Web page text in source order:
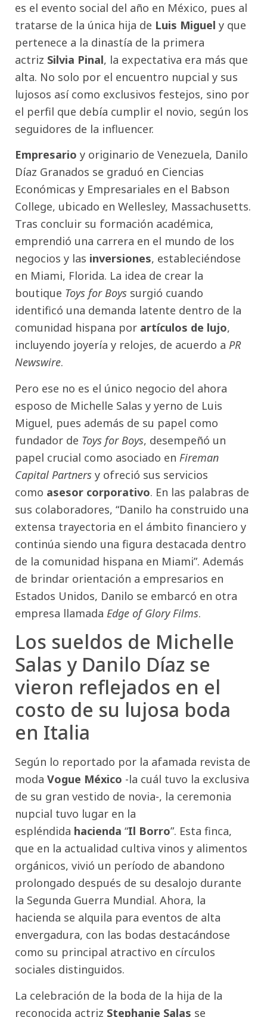
es el evento social del año en México, pues al
tratarse de la única hija de Luis Miguel y que
pertenece a la dinastía de la primera
actriz Silvia Pinal, la expectativa era más que
alta. No solo por el encuentro nupcial y sus
lujosos así como exclusivos festejos, sino por
el perfil que debía cumplir el novio, según los
seguidores de la influencer.
Empresario y originario de Venezuela, Danilo
Díaz Granados se graduó en Ciencias
Económicas y Empresariales en el Babson
College, ubicado en Wellesley, Massachusetts.
Tras concluir su formación académica,
emprendió una carrera en el mundo de los
negocios y las inversiones, estableciéndose
en Miami, Florida. La idea de crear la
boutique Toys for Boys surgió cuando
identificó una demanda latente dentro de la
comunidad hispana por artículos de lujo,
incluyendo joyería y relojes, de acuerdo a PR
Newswire.
Pero ese no es el único negocio del ahora
esposo de Michelle Salas y yerno de Luis
Miguel, pues además de su papel como
fundador de Toys for Boys, desempeñó un
papel crucial como asociado en Fireman
Capital Partners y ofreció sus servicios
como asesor corporativo. En las palabras de
sus colaboradores, “Danilo ha construido una
extensa trayectoria en el ámbito financiero y
continúa siendo una figura destacada dentro
de la comunidad hispana en Miami”. Además
de brindar orientación a empresarios en
Estados Unidos, Danilo se embarcó en otra
empresa llamada Edge of Glory Films.
Los sueldos de Michelle
Salas y Danilo Díaz se
vieron reflejados en el
costo de su lujosa boda
en Italia
Según lo reportado por la afamada revista de
moda Vogue México -la cuál tuvo la exclusiva
de su gran vestido de novia-, la ceremonia
nupcial tuvo lugar en la
espléndida hacienda “Il Borro”. Esta finca,
que en la actualidad cultiva vinos y alimentos
orgánicos, vivió un período de abandono
prolongado después de su desalojo durante
la Segunda Guerra Mundial. Ahora, la
hacienda se alquila para eventos de alta
envergadura, con las bodas destacándose
como su principal atractivo en círculos
sociales distinguidos.
La celebración de la boda de la hija de la
reconocida actriz Stephanie Salas se